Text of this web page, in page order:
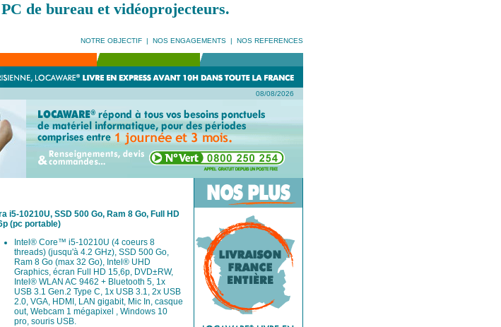
de bureau et vidéoprojecteurs.
NOTRE OBJECTIF| NOS ENGAGEMENTS| NOS REFERENCES
08/08/2026
i5-10210U, SSD 500 Go, Ram 8 Go, Full HD
(pc portable)
Intel® Core™ i5-10210U (4 coeurs 8
threads) (jusqu'à 4.2 GHz), SSD 500 Go,
Ram 8 Go (max 32 Go), Intel® UHD
Graphics, écran Full HD 15,6p, DVD±RW,
Intel® WLAN AC 9462 + Bluetooth 5, 1x
USB 3.1 Gen.2 Type C, 1x USB 3.1, 2x USB
2.0, VGA, HDMI, LAN gigabit, Mic In, casque
out, Webcam 1 mégapixel , Windows 10
pro, souris USB.